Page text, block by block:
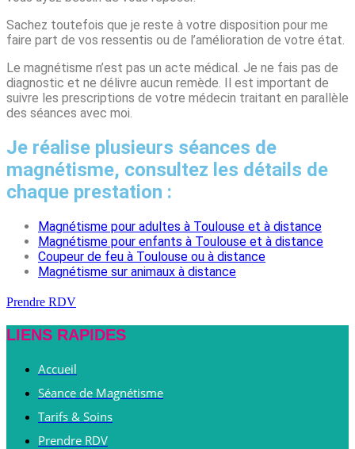
Sachez toutefois que je reste à votre disposition pour me
faire part de vos ressentis ou de l’amélioration de votre état.
Le magnétisme n’est pas un acte médical. Je ne fais pas de
diagnostic et ne délivre aucun remède. Il est important de
suivre les prescriptions de votre médecin traitant en parallèle
des séances avec moi.
Je réalise plusieurs séances de
magnétisme, consultez les détails de
chaque prestation :
Magnétisme pour adultes à Toulouse et à distance
Magnétisme pour enfants à Toulouse et à distance
Coupeur de feu à Toulouse ou à distance
Magnétisme sur animaux à distance
Prendre RDV
LIENS RAPIDES
Accueil
Séance de Magnétisme
Tarifs & Soins
Prendre RDV